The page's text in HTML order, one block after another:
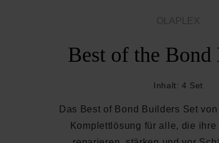
OLAPLEX
Best of the Bond
Inhalt: 4 Set
Das Best of Bond Builders Set
Komplettlösung für alle, die